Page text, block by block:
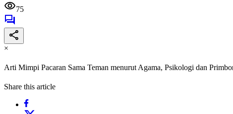
75
×
Arti Mimpi Pacaran Sama Teman menurut Agama, Psikologi dan
Share this article